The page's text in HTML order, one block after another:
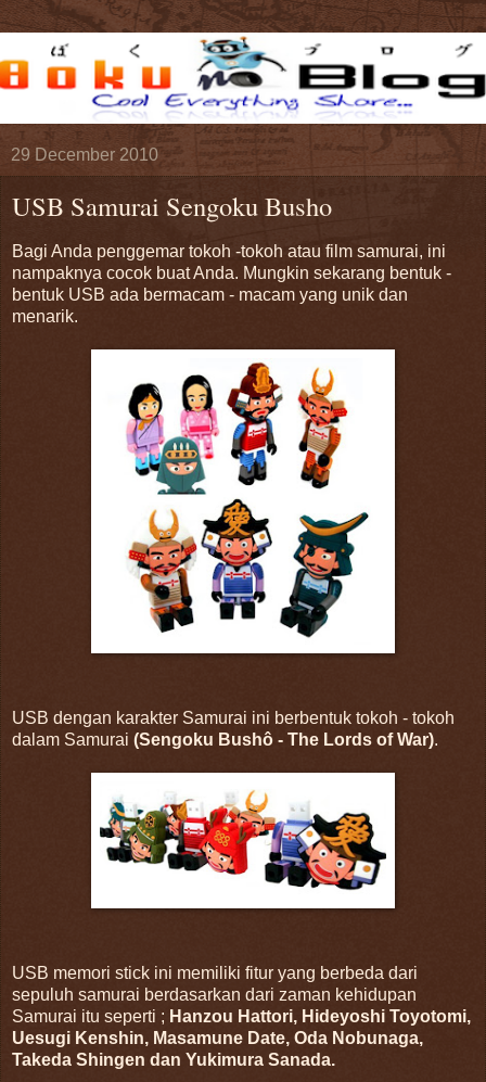
29 December 2010
USB Samurai Sengoku Busho
Bagi Anda penggemar tokoh -tokoh atau film samurai, ini
nampaknya cocok buat Anda. Mungkin sekarang bentuk -
bentuk USB ada bermacam - macam yang unik dan
menarik.
USB dengan karakter Samurai ini berbentuk tokoh - tokoh
dalam Samurai (Sengoku Bushô - The Lords of War).
USB memori stick ini memiliki fitur yang berbeda dari
sepuluh samurai berdasarkan dari zaman kehidupan
Samurai itu seperti ; Hanzou Hattori, Hideyoshi Toyotomi,
Uesugi Kenshin, Masamune Date, Oda Nobunaga,
Takeda Shingen dan Yukimura Sanada.